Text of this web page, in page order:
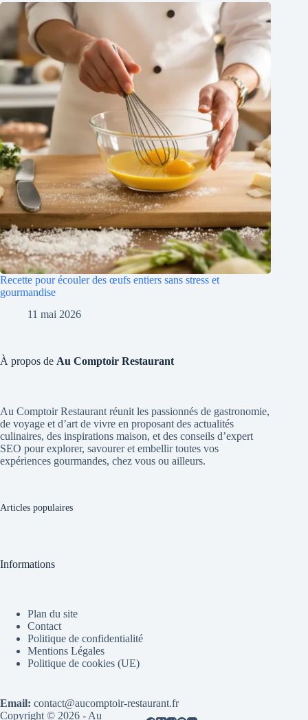
Recette pour écouler des œufs entiers sans stress et
gourmandise
11 mai 2026
À propos de Au Comptoir Restaurant
Au Comptoir Restaurant réunit les passionnés de gastronomie,
de voyage et d’art de vivre en proposant des actualités
culinaires, des inspirations maison, et des conseils d’expert
SEO pour explorer, savourer et embellir toutes vos
expériences gourmandes, chez vous ou ailleurs.
Articles populaires
Informations
Plan du site
Contact
Politique de confidentialité
Mentions Légales
Politique de cookies (UE)
Email: contact@aucomptoir-restaurant.fr
Copyright © 2026 - Au